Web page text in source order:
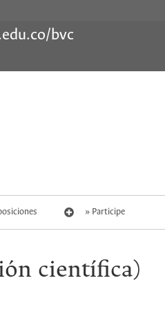
bvc
Participe
científica)